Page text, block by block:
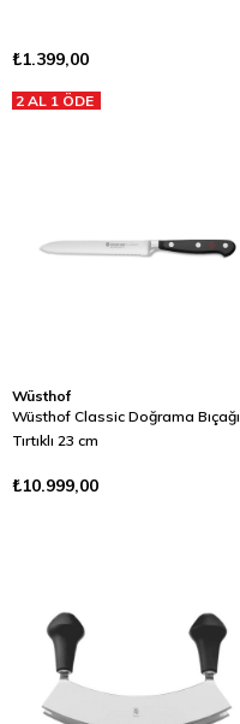
₺1.399,00
2 AL 1 ÖDE
Wüsthof
Wüsthof Classic Doğrama Bıçağı
Tırtıklı 23 cm
₺10.999,00